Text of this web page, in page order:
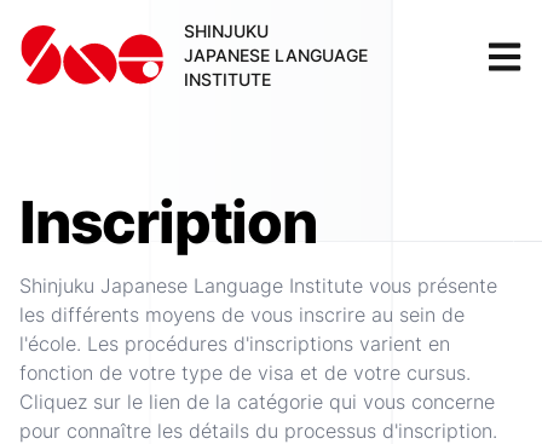
SHINJUKU
JAPANESE LANGUAGE
INSTITUTE
Inscription
Shinjuku Japanese Language Institute vous présente
les différents moyens de vous inscrire au sein de
l'école. Les procédures d'inscriptions varient en
fonction de votre type de visa et de votre cursus.
Cliquez sur le lien de la catégorie qui vous concerne
pour connaître les détails du processus d'inscription.